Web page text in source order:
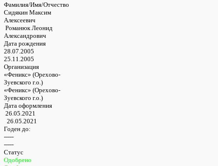
Фамилия/Имя/Отчество
Сидякин Максим
Алексеевич
Романюк Леонид
Александрович
Дата рождения
28.07.2005
25.11.2005
Организация
«Феникс» (Орехово-
Зуевского г.о.)
«Феникс» (Орехово-
Зуевского г.о.)
Дата оформления
26.05.2021
26.05.2021
Годен до:
-----
-----
Статус
Одобрено